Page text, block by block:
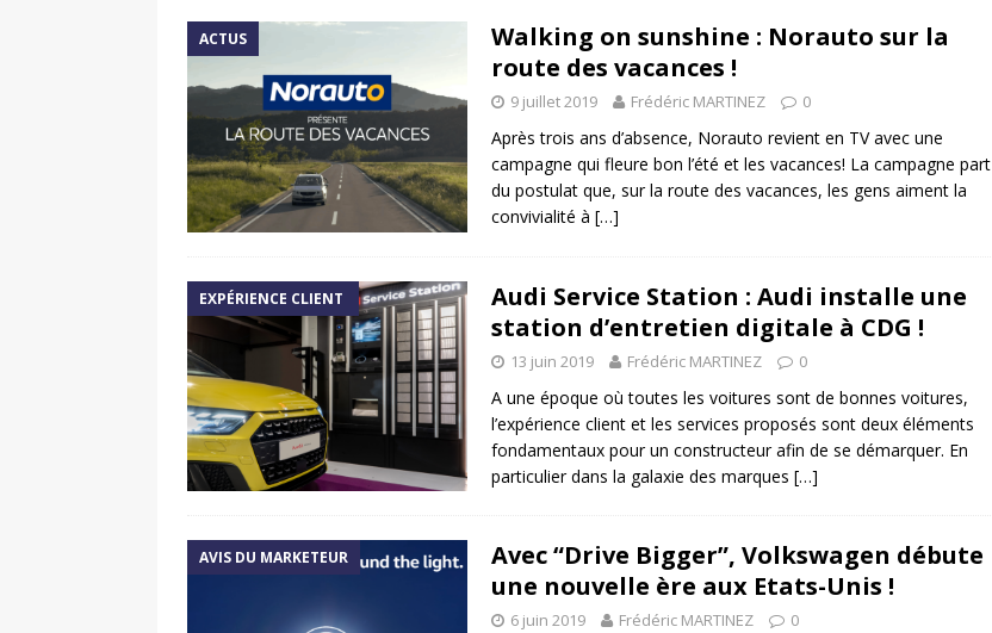
ACTUS
Walking on sunshine : Norauto sur la
route des vacances !
9 juillet 2019 Frédéric MARTINEZ 0
Après trois ans d’absence, Norauto revient en TV avec une
campagne qui fleure bon l’été et les vacances! La campagne part
du postulat que, sur la route des vacances, les gens aiment la
convivialité à […]
EXPÉRIENCE CLIENT
Audi Service Station : Audi installe une
station d’entretien digitale à CDG !
13 juin 2019 Frédéric MARTINEZ 0
A une époque où toutes les voitures sont de bonnes voitures,
l’expérience client et les services proposés sont deux éléments
fondamentaux pour un constructeur afin de se démarquer. En
particulier dans la galaxie des marques […]
AVIS DU MARKETEUR
Avec “Drive Bigger”, Volkswagen débute
une nouvelle ère aux Etats-Unis !
6 juin 2019 Frédéric MARTINEZ 0